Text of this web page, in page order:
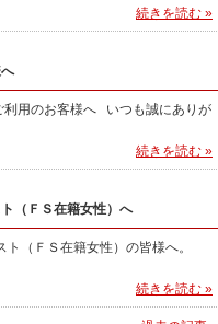
続きを読む »
利用のお客様へ いつも誠にありが
続きを読む »
（ＦＳ在籍女性）へ
ト（ＦＳ在籍女性）の皆様へ。
続きを読む »